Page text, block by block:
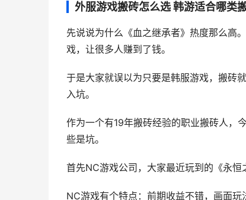
外服游戏搬砖怎么选 韩游适合哪类
先说说为什么《血之继承者》热度那么高
戏，让很多人赚到了钱。
于是大家就误以为只要是韩服游戏，搬砖
入坑。
作为一个有19年搬砖经验的职业搬砖人，
些是坑。
首先NC游戏公司，大家最近玩到的《永恒
NC游戏有个特点：前期收益不错，画面